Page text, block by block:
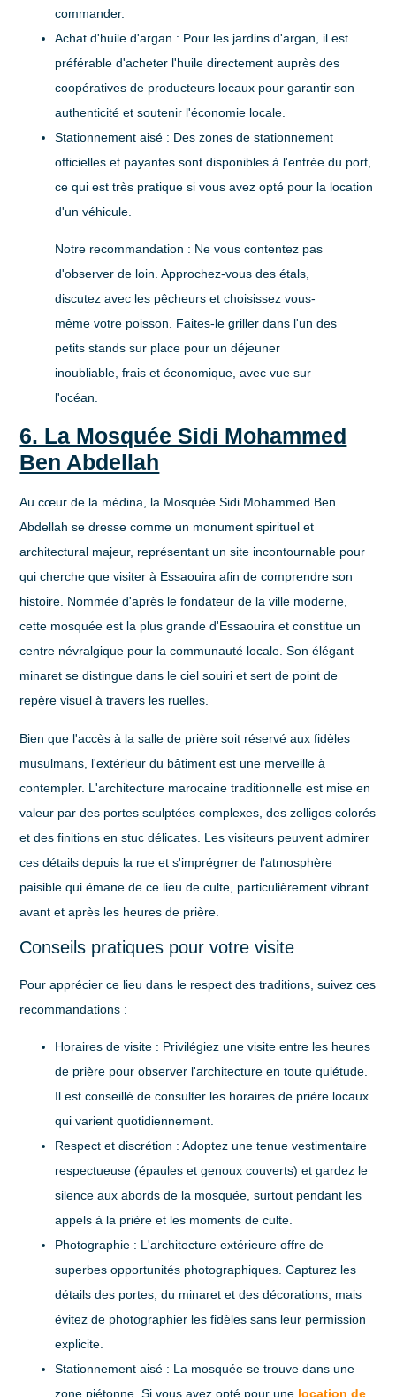
commander.
Achat d'huile d'argan : Pour les jardins d'argan, il est
préférable d'acheter l'huile directement auprès des
coopératives de producteurs locaux pour garantir son
authenticité et soutenir l'économie locale.
Stationnement aisé : Des zones de stationnement
officielles et payantes sont disponibles à l'entrée du port,
ce qui est très pratique si vous avez opté pour la location
d'un véhicule.
Notre recommandation : Ne vous contentez pas
d'observer de loin. Approchez-vous des étals,
discutez avec les pêcheurs et choisissez vous-
même votre poisson. Faites-le griller dans l'un des
petits stands sur place pour un déjeuner
inoubliable, frais et économique, avec vue sur
l'océan.
6. La Mosquée Sidi Mohammed
Ben Abdellah
Au cœur de la médina, la Mosquée Sidi Mohammed Ben
Abdellah se dresse comme un monument spirituel et
architectural majeur, représentant un site incontournable pour
qui chercheque visiter à Essaouira afin de comprendre son
histoire. Nommée d'après le fondateur de la ville moderne,
cette mosquée est la plus grande d'Essaouira et constitue un
centre névralgique pour la communauté locale. Son élégant
minaret se distingue dans le ciel souiri et sert de point de
repère visuel à travers les ruelles.
Bien que l'accès à la salle de prière soit réservé aux fidèles
musulmans, l'extérieur du bâtiment est une merveille à
contempler. L'architecture marocaine traditionnelle est mise en
valeur par des portes sculptées complexes, des zelliges colorés
et des finitions en stuc délicates. Les visiteurs peuvent admirer
ces détails depuis la rue et s'imprégner de l'atmosphère
paisible qui émane de ce lieu de culte, particulièrement vibrant
avant et après les heures de prière.
Conseils pratiques pour votre visite
Pour apprécier ce lieu dans le respect des traditions, suivez ces
recommandations :
Horaires de visite : Privilégiez une visite entre les heures
de prière pour observer l'architecture en toute quiétude.
Il est conseillé de consulter les horaires de prière locaux
qui varient quotidiennement.
Respect et discrétion : Adoptez une tenue vestimentaire
respectueuse (épaules et genoux couverts) et gardez le
silence aux abords de la mosquée, surtout pendant les
appels à la prière et les moments de culte.
Photographie : L'architecture extérieure offre de
superbes opportunités photographiques. Capturez les
détails des portes, du minaret et des décorations, mais
évitez de photographier les fidèles sans leur permission
explicite.
Stationnement aisé : La mosquée se trouve dans une
zone piétonne. Si vous avez opté pour une location de